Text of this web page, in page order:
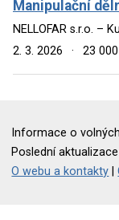
Manipulační
NELLOFAR s.r.o. –
2. 3. 2026
· 23
Informace o
Poslední
O webu a kontakty |